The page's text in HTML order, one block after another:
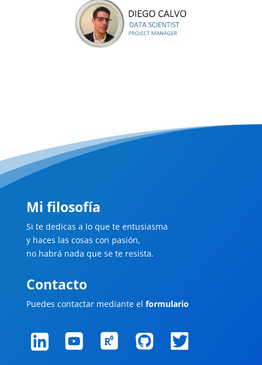
Mi filosofía
Si te dedicas a lo que te entusiasma
y haces las cosas con pasión,
no habrá nada que se te resista.
Contacto
Puedes contactar mediante el formulario